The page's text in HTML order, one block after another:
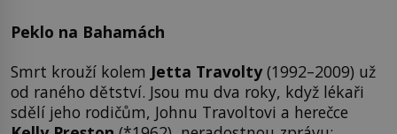
Peklo na Bahamách
Smrt krouží kolem Jetta Travolty(1992–2009) už
od raného dětství. Jsou mu dva roky, když lékaři
sdělí jeho rodičům, Johnu Travoltovi a herečce